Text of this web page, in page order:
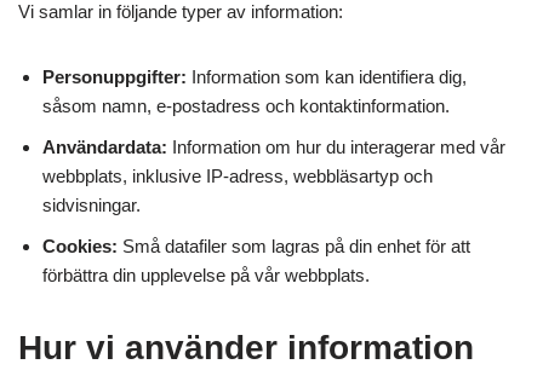
Vi samlar in följande typer av information:
Personuppgifter: Information som kan identifiera dig,
såsom namn, e-postadress och kontaktinformation.
Användardata: Information om hur du interagerar med vår
webbplats, inklusive IP-adress, webbläsartyp och
sidvisningar.
Cookies: Små datafiler som lagras på din enhet för att
förbättra din upplevelse på vår webbplats.
Hur vi använder information